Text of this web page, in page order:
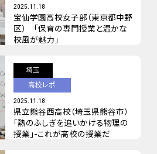
2025.11.18
宝仙学園高校女子部（東京都中野
区） 「保育の専門授業と温かな
校風が魅力」
埼玉
高校レポ
2025.11.18
県立熊谷西高校（埼玉県熊谷市）
「熱のふしぎを追いかける物理の
授業」-これが高校の授業だ